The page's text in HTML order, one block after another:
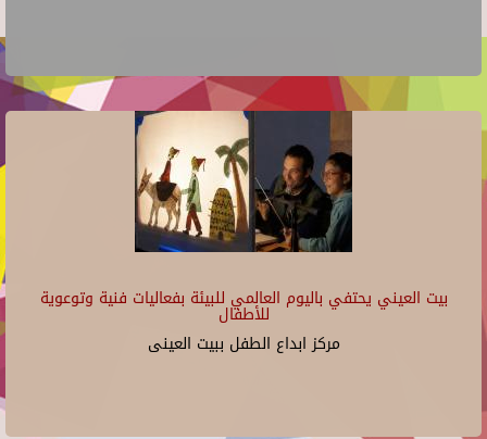
بيت العيني يحتفي باليوم العالمي للبيئة بفعاليات فنية وتوعوية
للأطفال
مركز ابداع الطفل ببيت العينى